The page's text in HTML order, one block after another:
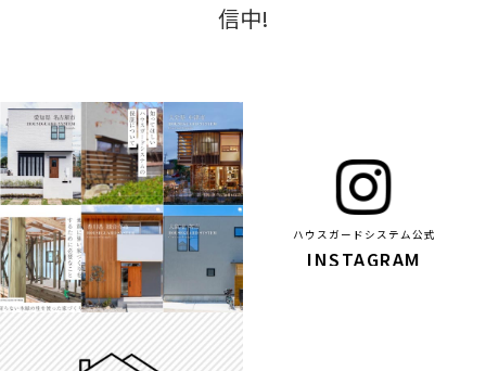
信中!
ハウスガードシステム公式
INSTAGRAM